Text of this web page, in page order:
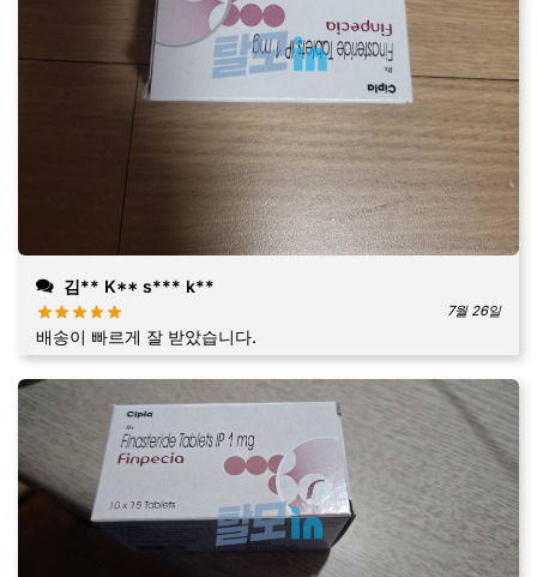
김** K** s*** k**
7월 26일
배송이 빠르게 잘 받았습니다.